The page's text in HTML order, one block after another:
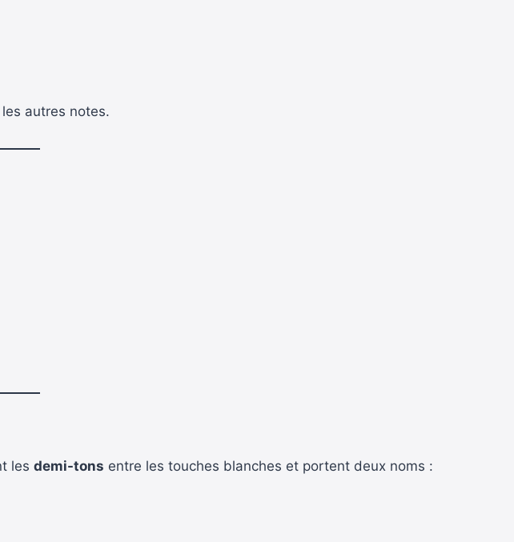
autres notes.
les demi-tons entre les touches blanches et portent deux noms :